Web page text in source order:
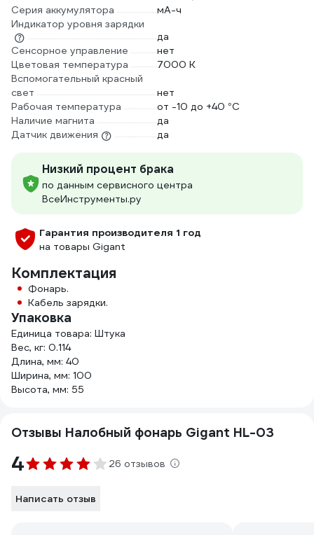
Серия аккумулятора
мА-ч
Индикатор уровня зарядки
да
Сенсорное управление
нет
Цветовая температура
7000 К
Вспомогательный красный
свет
нет
Рабочая температура
от -10 до +40 °С
Наличие магнита
да
Датчик движения
да
Низкий процент брака
по данным сервисного центра
ВсеИнструменты.ру
Гарантия производителя 1 год
на товары Gigant
Комплектация
Фонарь.
Кабель зарядки.
Упаковка
Единица товара: Штука
Вес, кг: 0.114
Длина, мм: 40
Ширина, мм: 100
Высота, мм: 55
Отзывы Налобный фонарь Gigant HL-03
4 26 отзывов
Написать отзыв